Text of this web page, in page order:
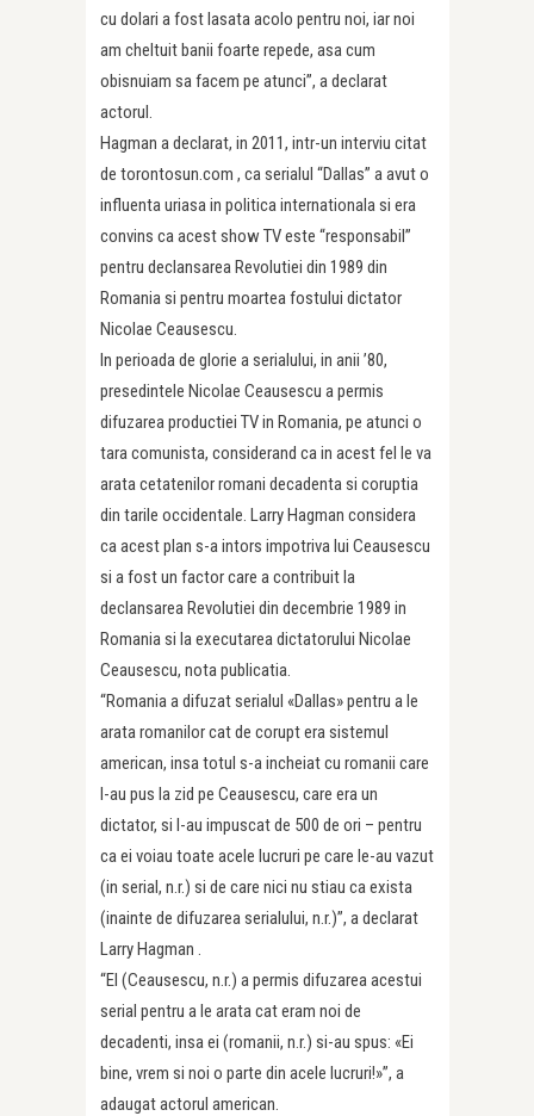
cu dolari a fost lasata acolo pentru noi, iar noi
am cheltuit banii foarte repede, asa cum
obisnuiam sa facem pe atunci”, a declarat
actorul.
Hagman a declarat, in 2011, intr-un interviu citat
de torontosun.com , ca serialul “Dallas” a avut o
influenta uriasa in politica internationala si era
convins ca acest show TV este “responsabil”
pentru declansarea Revolutiei din 1989 din
Romania si pentru moartea fostului dictator
Nicolae Ceausescu.
In perioada de glorie a serialului, in anii ’80,
presedintele Nicolae Ceausescu a permis
difuzarea productiei TV in Romania, pe atunci o
tara comunista, considerand ca in acest fel le va
arata cetatenilor romani decadenta si coruptia
din tarile occidentale. Larry Hagman considera
ca acest plan s-a intors impotriva lui Ceausescu
si a fost un factor care a contribuit la
declansarea Revolutiei din decembrie 1989 in
Romania si la executarea dictatorului Nicolae
Ceausescu, nota publicatia.
“Romania a difuzat serialul «Dallas» pentru a le
arata romanilor cat de corupt era sistemul
american, insa totul s-a incheiat cu romanii care
l-au pus la zid pe Ceausescu, care era un
dictator, si l-au impuscat de 500 de ori – pentru
ca ei voiau toate acele lucruri pe care le-au vazut
(in serial, n.r.) si de care nici nu stiau ca exista
(inainte de difuzarea serialului, n.r.)”, a declarat
Larry Hagman .
“El (Ceausescu, n.r.) a permis difuzarea acestui
serial pentru a le arata cat eram noi de
decadenti, insa ei (romanii, n.r.) si-au spus: «Ei
bine, vrem si noi o parte din acele lucruri!»”, a
adaugat actorul american.